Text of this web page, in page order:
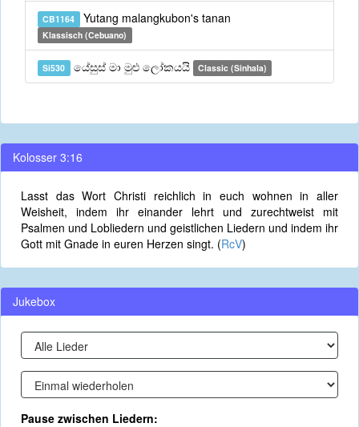
CB1164 Yutang malangkubon's tanan
Klassisch (Cebuano)
Si530 යේසුස් මා මුළු ලෝකයයි Classic (Sinhala)
Kolosser 3:16
Lasst das Wort Christi reichlich in euch wohnen in aller
Weisheit, indem ihr einander lehrt und zurechtweist mit
Psalmen und Lobliedern und geistlichen Liedern und indem ihr
Gott mit Gnade in euren Herzen singt. (RcV)
Jukebox
Pause zwischen Liedern: